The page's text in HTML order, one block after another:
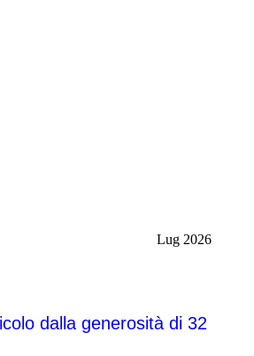
Lug 2026
dalla generosità di 32